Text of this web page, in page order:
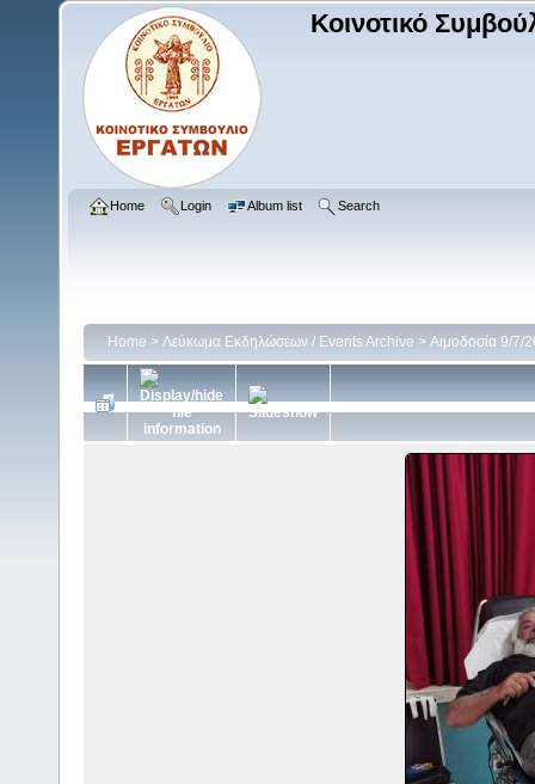
Κοινοτικό
Home Login Album list Search
Home > Λεύκωμα Εκδηλώσεων / Events Archive > Αιμοδοσία 9/7/